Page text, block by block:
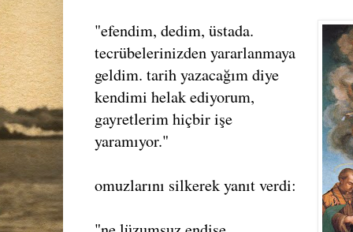
"efendim, dedim, üstada.
tecrübelerinizden yararlanmaya
geldim. tarih yazacağım diye
kendimi helak ediyorum,
gayretlerim hiçbir işe
yaramıyor."
omuzlarını silkerek yanıt verdi: